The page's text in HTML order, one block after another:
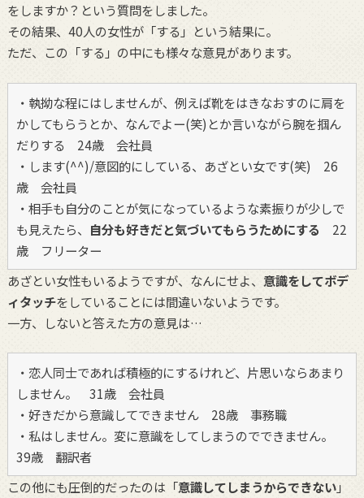
をしますか？という質問をしました。
その結果、40人の女性が「する」という結果に。
ただ、この「する」の中にも様々な意見があります。
・執拗な程にはしませんが、例えば靴をはきなおすのに肩を
かしてもらうとか、なんでよー(笑)とか言いながら腕を掴ん
だりする 24歳 会社員
・します(^^)/意図的にしている、あざとい女です(笑) 26
歳 会社員
・相手も自分のことが気になっているような素振りが少しで
も見えたら、 自分も好きだと気づいてもらうためにする 22
歳 フリーター
あざとい女性もいるようですが、なんにせよ、 意識をしてボデ
ィタッチをしていることには間違いないようです。
一方、しないと答えた方の意見は…
・恋人同士であれば積極的にするけれど、片思いならあまり
しません。 31歳 会社員
・好きだから意識してできません 28歳 事務職
・私はしません。変に意識をしてしまうのでできません。
39歳 翻訳者
この他にも圧倒的だったのは「意識してしまうからできない」